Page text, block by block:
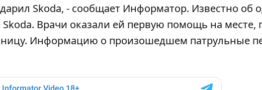
Skoda, - сообщает Информатор. Известно об
Врачи оказали ей первую помощь на месте,
Информацию о произошедшем патрульные